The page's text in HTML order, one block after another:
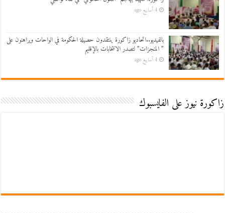
4 أسابيع ago
بالفيديو..اتحاديو زاكورة ينتقدون حصيلة الحكومة في الواحات ويراهنون على
” المنجزات” لتصدر الانتخابات بالإقليم
4 أسابيع ago
زاكورة نيوز على الفايسبوك